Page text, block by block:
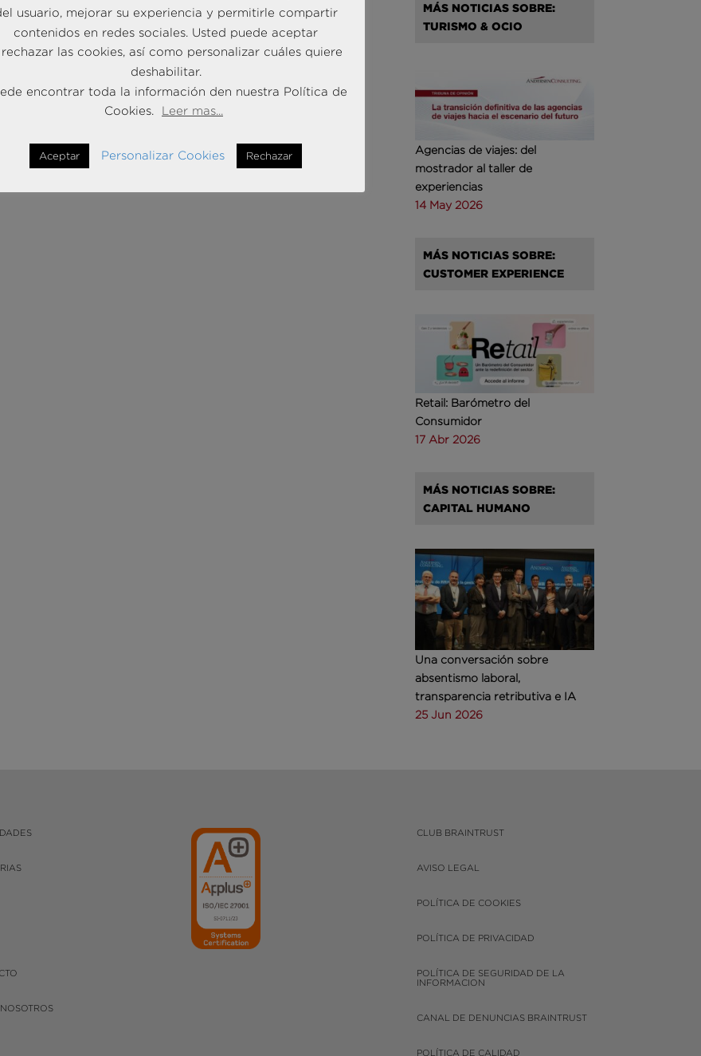
MÁS NOTICIAS SOBRE:
TURISMO & OCIO
Agencias de viajes: del
mostrador al taller de
experiencias
14 May 2026
MÁS NOTICIAS SOBRE:
CUSTOMER EXPERIENCE
Retail: Barómetro del
Consumidor
17 Abr 2026
MÁS NOTICIAS SOBRE:
CAPITAL HUMANO
Una conversación sobre
absentismo laboral,
transparencia retributiva e IA
25 Jun 2026
CLUB BRAINTRUST
AVISO LEGAL
POLÍTICA DE COOKIES
POLÍTICA DE PRIVACIDAD
POLÍTICA DE SEGURIDAD DE LA
INFORMACION
CANAL DE DENUNCIAS BRAINTRUST
POLÍTICA DE CALIDAD
usuario, mejorar su experiencia y permitirle compartir
contenidos en redes sociales. Usted puede aceptar
las cookies, así como personalizar cuáles quiere
deshabilitar.
encontrar toda la información den nuestra Política de
Cookies.
Leer mas...
Aceptar Personalizar Cookies Rechazar